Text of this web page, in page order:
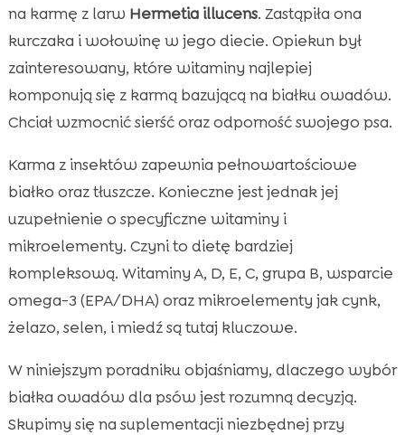
owadów
Witaminy z grupy B dla energii, metabolizmu i
zdrowej skóry
Witamina A a zdrowie oczu, odporność i
na bazie insektów
 Witamina E jako antyoksydant wspierający
tłuszcze z owadów
Witamina C i wsparcie odporności: kiedy
warto suplementować
Kwasy tłuszczowe omega-3 z witaminami:
duet dla skóry i stawów
selen i miedź
 Jak dobierać witaminy do wieku, rasy i stylu
życia psa
na karmę z larw Hermetia illucens. Zastąpiła ona
kurczaka i wołowinę w jego diecie. Opiekun był
zainteresowany, które witaminy najlepiej
komponują się z karmą bazującą na białku owadów.
Chciał wzmocnić sierść oraz odporność swojego psa.
Karma z insektów zapewnia pełnowartościowe
białko oraz tłuszcze. Konieczne jest jednak jej
uzupełnienie o specyficzne witaminy i
mikroelementy. Czyni to dietę bardziej
kompleksową. Witaminy A, D, E, C, grupa B, wsparcie
omega-3 (EPA/DHA) oraz mikroelementy jak cynk,
żelazo, selen, i miedź są tutaj kluczowe.
W niniejszym poradniku objaśniamy, dlaczego wybór
białka owadów dla psów jest rozumną decyzją.
Skupimy się na suplementacji niezbędnej przy